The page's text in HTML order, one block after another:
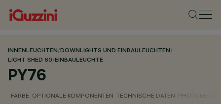
INNENLEUCHTEN/DOWNLIGHTS UND EINBAULEUCHTEN/
LIGHT SHED 60/EINBAULEUCHTE
PY76
FARBE OPTIONALE KOMPONENTEN TECHNISCHE DATEN